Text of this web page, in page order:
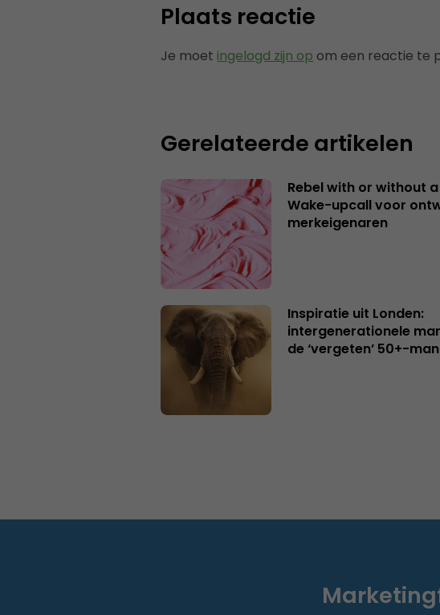
Plaats reactie
Je moet ingelogd zijn op om een reactie te
Gerelateerde artikelen
Rebel with or without
Wake-upcall voor
merkeigenaren
Inspiratie uit Londen:
intergenerationele
de ‘vergeten’ 50+-man